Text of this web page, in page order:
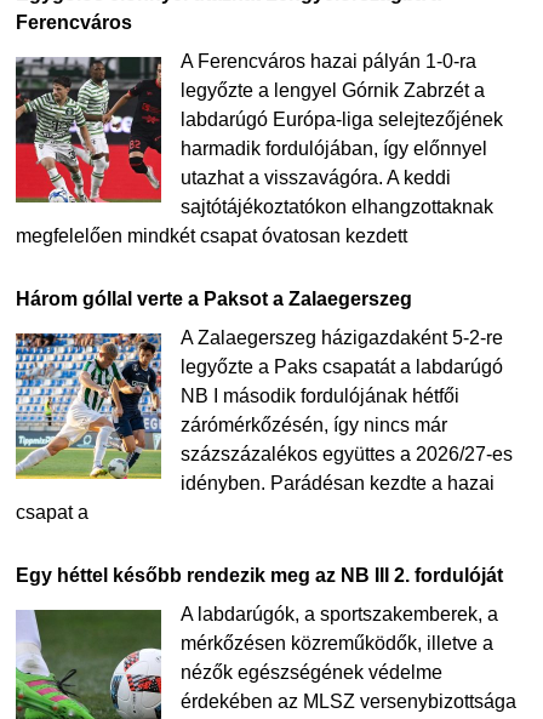
Ferencváros
A Ferencváros hazai pályán 1-0-ra
legyőzte a lengyel Górnik Zabrzét a
labdarúgó Európa-liga selejtezőjének
harmadik fordulójában, így előnnyel
utazhat a visszavágóra. A keddi
sajtótájékoztatókon elhangzottaknak
megfelelően mindkét csapat óvatosan kezdett
Három góllal verte a Paksot a Zalaegerszeg
A Zalaegerszeg házigazdaként 5-2-re
legyőzte a Paks csapatát a labdarúgó
NB I második fordulójának hétfői
zárómérkőzésén, így nincs már
százszázalékos együttes a 2026/27-es
idényben. Parádésan kezdte a hazai
csapat a
Egy héttel később rendezik meg az NB III 2. fordulóját
A labdarúgók, a sportszakemberek, a
mérkőzésen közreműködők, illetve a
nézők egészségének védelme
érdekében az MLSZ versenybizottsága